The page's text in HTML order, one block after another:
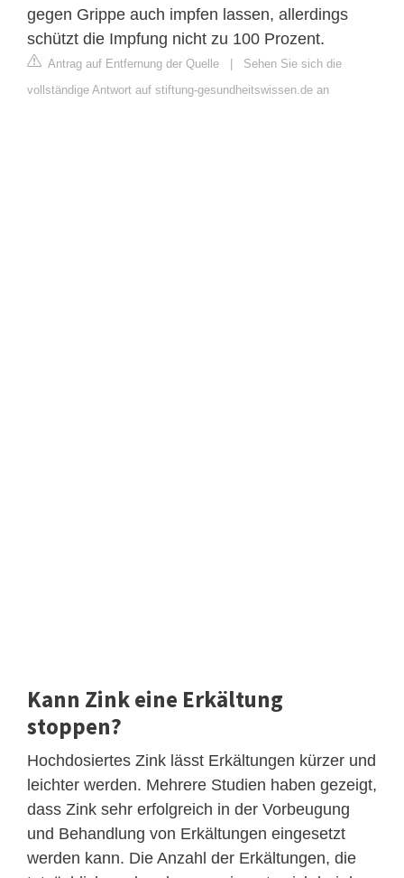
gegen Grippe auch impfen lassen, allerdings
schützt die Impfung nicht zu 100 Prozent.
Antrag auf Entfernung der Quelle | Sehen Sie sich die
vollständige Antwort auf stiftung-gesundheitswissen.de an
Kann Zink eine Erkältung
stoppen?
Hochdosiertes Zink lässt Erkältungen kürzer und
leichter werden. Mehrere Studien haben gezeigt,
dass Zink sehr erfolgreich in der Vorbeugung
und Behandlung von Erkältungen eingesetzt
werden kann. Die Anzahl der Erkältungen, die